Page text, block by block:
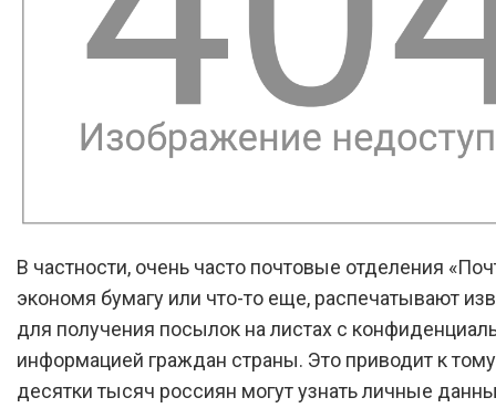
В частности, очень часто почтовые отделения
экономя бумагу или что-то еще, распечатывают
для получения посылок на листах с
информацией граждан страны. Это приводит к
десятки тысяч россиян могут узнать личные